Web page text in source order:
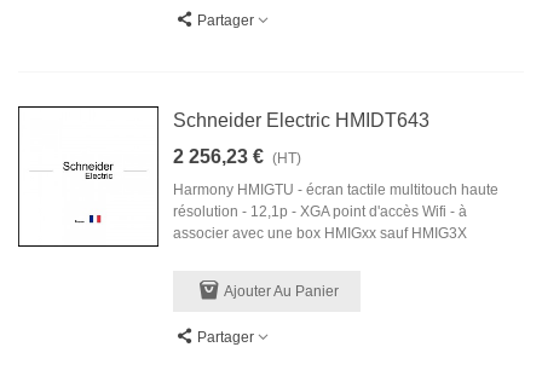
Partager
Schneider Electric HMIDT643
2 256,23 € (HT)
Harmony HMIGTU - écran tactile multitouch haute
résolution - 12,1p - XGA point d'accès Wifi - à
associer avec une box HMIGxx sauf HMIG3X
Ajouter Au Panier
Partager